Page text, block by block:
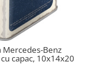
Mercedes-Benz
capac, 10x14x20